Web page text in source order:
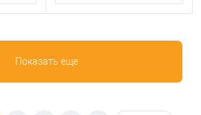
Показать еще